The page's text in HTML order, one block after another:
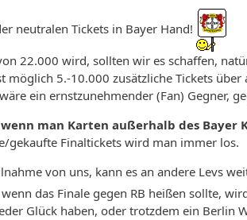
neutralen Tickets in Bayer Hand!
22.000 wird, sollten wir es schaffen,
möglich 5.-10.000 zusätzliche Tickets
ein ernstzunehmender (Fan) Gegner,
man Karten außerhalb des Bayer
gekaufte Finaltickets wird man immer los.
von uns, kann es an andere Levs
das Finale gegen RB heißen sollte,
Glück haben, oder trotzdem ein Berlin